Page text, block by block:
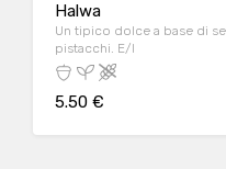
Halwa
Un tipico dolce a base di
pistacchi. E/I
5.50 €